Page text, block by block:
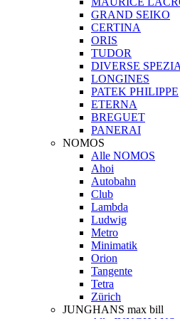
GRAND SEIKO
CERTINA
ORIS
TUDOR
DIVERSE
LONGINES
PATEK PHILIPPE
ETERNA
BREGUET
PANERAI
NOMOS
Alle NOMOS
Ahoi
Autobahn
Club
Lambda
Ludwig
Metro
Minimatik
Orion
Tangente
Tetra
Zürich
JUNGHANS max bill